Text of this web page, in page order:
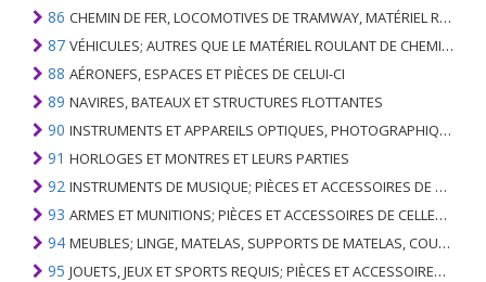
86 CHEMIN DE FER, LOCOMOTIVES DE TRAMWAY, MATÉRIEL ROULANT ET LEURS PARTIES; RACCORDS DE CHEMIN DE FER OU DE TRAMWAY ET RACCORDS ET PIÈCES DE CELLES-CI; ÉQUIPEMENT DE SIGNALISATION DE TRAFIC MÉCANIQUE (Y COMPRIS ÉLECTRO-MÉCANIQUE) DE TOUS TYPES
87 VÉHICULES; AUTRES QUE LE MATÉRIEL ROULANT DE CHEMIN DE FER OU DE TRAMWAY, ET LEURS PIÈCES ET ACCESSOIRES
88 AÉRONEFS, ESPACES ET PIÈCES DE CELUI-CI
89 NAVIRES, BATEAUX ET STRUCTURES FLOTTANTES
90 INSTRUMENTS ET APPAREILS OPTIQUES, PHOTOGRAPHIQUES, CINÉMATOGRAPHIQUES, DE MESURE, DE CONTRÔLE, DE MÉDECINE OU DE CHIRURGIE; PIÈCES ET ACCESSOIRES
91 HORLOGES ET MONTRES ET LEURS PARTIES
92 INSTRUMENTS DE MUSIQUE; PIÈCES ET ACCESSOIRES DE TELS ARTICLES
93 ARMES ET MUNITIONS; PIÈCES ET ACCESSOIRES DE CELLES-CI
94 MEUBLES; LINGE, MATELAS, SUPPORTS DE MATELAS, COUSSINS ET AMEUBLEMENT SIMILAIRE FARCI; LAMPES ET RACCORDS D'ÉCLAIRAGE, N.E.C .; SIGNES LUMINEUSES, PLAQUES DE NOMS LUMINEUSES ET SIMILAIRES; BÂTIMENTS PRÉFABRIQUÉS
95 JOUETS, JEUX ET SPORTS REQUIS; PIÈCES ET ACCESSOIRES DE CELLES-CI